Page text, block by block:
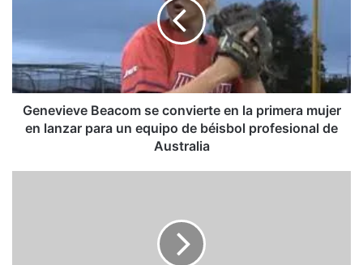
la
mujer
en
lanzar
para
Genevieve Beacom se convierte en la primera mujer
en lanzar para un equipo de béisbol profesional de
Australia